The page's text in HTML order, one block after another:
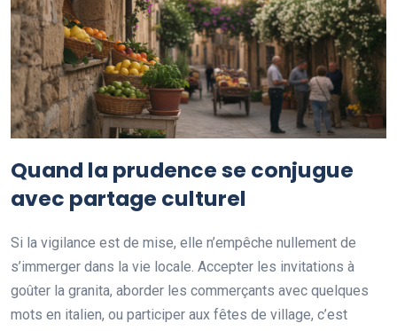
Quand la prudence se conjugue
avec partage culturel
Si la vigilance est de mise, elle n’empêche nullement de
s’immerger dans la vie locale. Accepter les invitations à
goûter la granita, aborder les commerçants avec quelques
mots en italien, ou participer aux fêtes de village, c’est